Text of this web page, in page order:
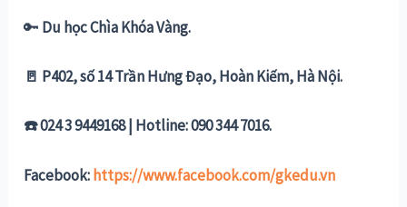
🔑 Du học Chìa Khóa Vàng.
🚪 P402, số 14 Trần Hưng Đạo, Hoàn Kiếm, Hà Nội.
☎️ 024 3 9449168 | Hotline: 090 344 7016.
Facebook:https://www.facebook.com/gkedu.vn